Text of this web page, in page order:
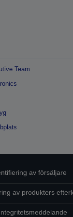
Team
av försäljare
av produkters